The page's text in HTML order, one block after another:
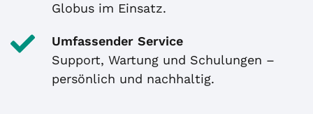
Globus im Einsatz.
Umfassender Service
Support, Wartung und Schulungen –
persönlich und nachhaltig.